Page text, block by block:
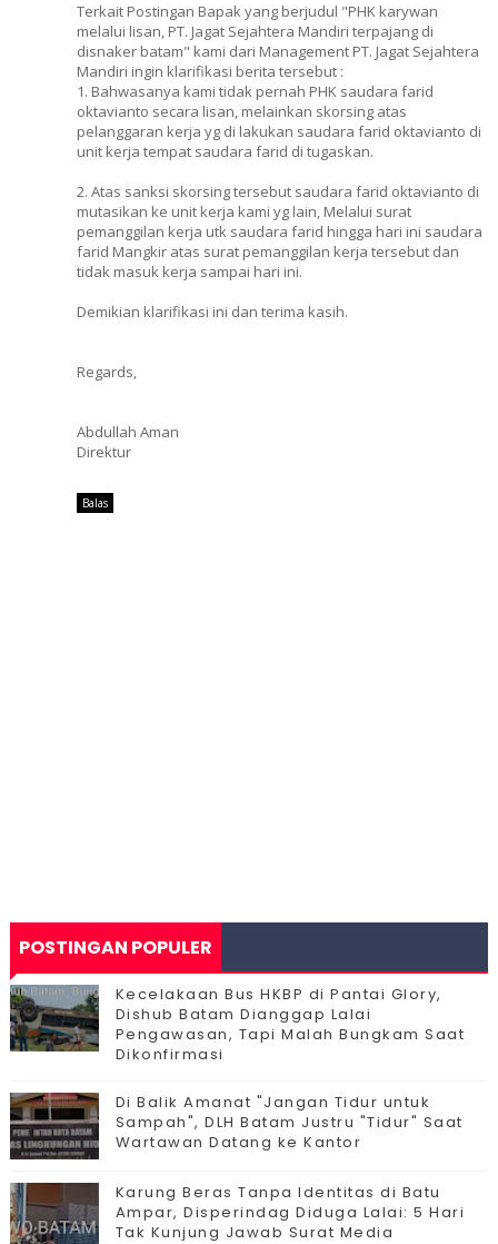
Terkait Postingan Bapak yang berjudul "PHK karywan
melalui lisan, PT. Jagat Sejahtera Mandiri terpajang di
disnaker batam" kami dari Management PT. Jagat Sejahtera
Mandiri ingin klarifikasi berita tersebut :
1. Bahwasanya kami tidak pernah PHK saudara farid
oktavianto secara lisan, melainkan skorsing atas
pelanggaran kerja yg di lakukan saudara farid oktavianto di
unit kerja tempat saudara farid di tugaskan.
2. Atas sanksi skorsing tersebut saudara farid oktavianto di
mutasikan ke unit kerja kami yg lain, Melalui surat
pemanggilan kerja utk saudara farid hingga hari ini saudara
farid Mangkir atas surat pemanggilan kerja tersebut dan
tidak masuk kerja sampai hari ini.
Demikian klarifikasi ini dan terima kasih.
Regards,
Abdullah Aman
Direktur
Balas
POSTINGAN POPULER
Kecelakaan Bus HKBP di Pantai Glory,
Dishub Batam Dianggap Lalai
Pengawasan, Tapi Malah Bungkam Saat
Dikonfirmasi
Di Balik Amanat "Jangan Tidur untuk
Sampah", DLH Batam Justru "Tidur" Saat
Wartawan Datang ke Kantor
Karung Beras Tanpa Identitas di Batu
Ampar, Disperindag Diduga Lalai: 5 Hari
Tak Kunjung Jawab Surat Media